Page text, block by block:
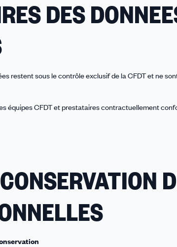
DES
restent sous le contrôle exclusif de la CFDT et ne
équipes CFDT et prestataires contractuellement